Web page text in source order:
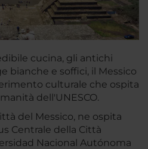
cucina, gli antichi
bianche e soffici, il Messico
culturale che ospita
dell'UNESCO.
del Messico, ne ospita
Centrale della Città
Nacional Autónoma